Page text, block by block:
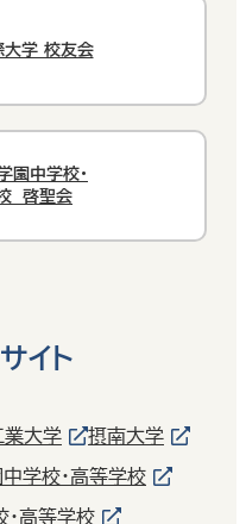
大学 校友会
園中学校・
啓聖会
イト
業大学 摂南大学
学校・高等学校
高等学校